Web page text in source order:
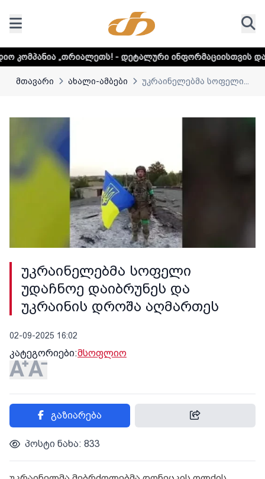
- დეტალური ინფორმაციისთვის დააკლიკეთ ლინკს
მთავარი ახალი-ამბები უკრაინელებმა სოფელი...
უკრაინელებმა სოფელი
უდაჩნოე დაიბრუნეს და
უკრაინის დროშა აღმართეს
02-09-2025 16:02
კატეგორიები:მსოფლიო
გაზიარება
პოსტი ნახა: 833